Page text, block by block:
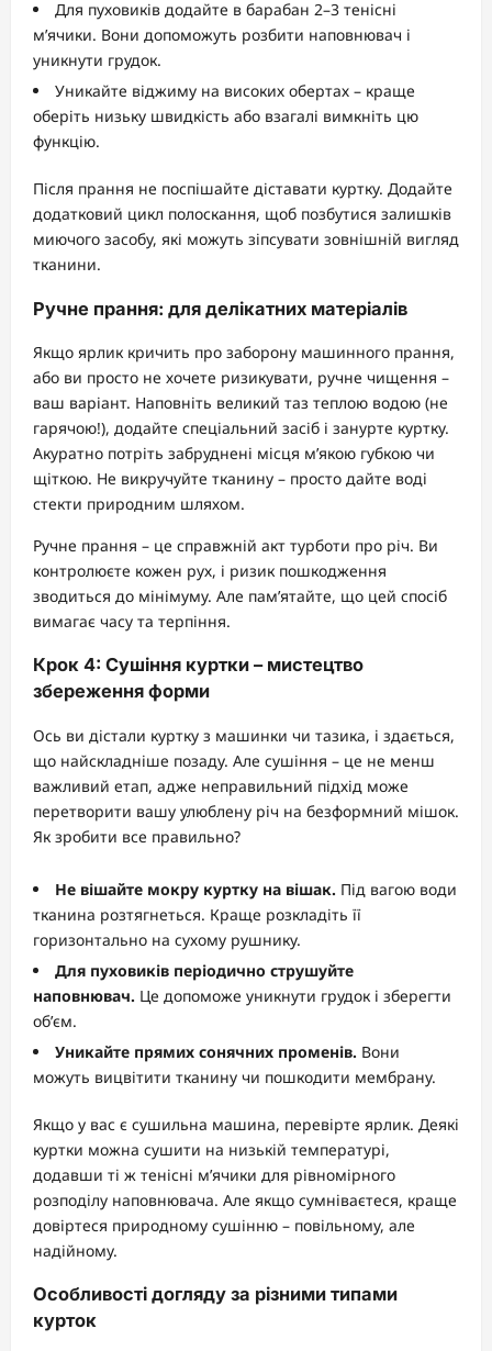
Для пуховиків додайте в барабан 2–3 тенісні
м’ячики. Вони допоможуть розбити наповнювач і
уникнути грудок.
Уникайте віджиму на високих обертах – краще
оберіть низьку швидкість або взагалі вимкніть цю
функцію.
Після прання не поспішайте діставати куртку. Додайте
додатковий цикл полоскання, щоб позбутися залишків
миючого засобу, які можуть зіпсувати зовнішній вигляд
тканини.
Ручне прання: для делікатних матеріалів
Якщо ярлик кричить про заборону машинного прання,
або ви просто не хочете ризикувати, ручне чищення –
ваш варіант. Наповніть великий таз теплою водою (не
гарячою!), додайте спеціальний засіб і занурте куртку.
Акуратно потріть забруднені місця м’якою губкою чи
щіткою. Не викручуйте тканину – просто дайте воді
стекти природним шляхом.
Ручне прання – це справжній акт турботи про річ. Ви
контролюєте кожен рух, і ризик пошкодження
зводиться до мінімуму. Але пам’ятайте, що цей спосіб
вимагає часу та терпіння.
Крок 4: Сушіння куртки – мистецтво
збереження форми
Ось ви дістали куртку з машинки чи тазика, і здається,
що найскладніше позаду. Але сушіння – це не менш
важливий етап, адже неправильний підхід може
перетворити вашу улюблену річ на безформний мішок.
Як зробити все правильно?
Не вішайте мокру куртку на вішак. Під вагою води
тканина розтягнеться. Краще розкладіть її
горизонтально на сухому рушнику.
Для пуховиків періодично струшуйте
наповнювач. Це допоможе уникнути грудок і зберегти
об’єм.
Уникайте прямих сонячних променів. Вони
можуть вицвітити тканину чи пошкодити мембрану.
Якщо у вас є сушильна машина, перевірте ярлик. Деякі
куртки можна сушити на низькій температурі,
додавши ті ж тенісні м’ячики для рівномірного
розподілу наповнювача. Але якщо сумніваєтеся, краще
довіртеся природному сушінню – повільному, але
надійному.
Особливості догляду за різними типами
курток